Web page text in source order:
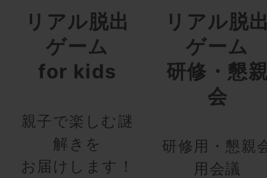
リアル脱出
ゲーム
for kids
親子で楽しむ謎
解きを
お届けします！
リアル脱
ゲーム
研修・懇
会
研修用・懇親
用会議